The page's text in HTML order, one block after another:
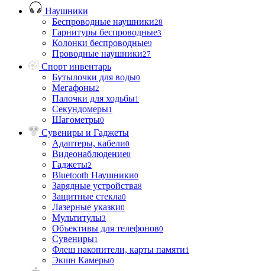
Наушники
Беспроводные наушники28
Гарнитуры беспроводные3
Колонки беспроводные9
Проводные наушники27
Спорт инвентарь
Бутылочки для воды0
Мегафоны2
Палочки для ходьбы1
Секундомеры1
Шагометры0
Сувениры и Гаджеты
Адаптеры, кабели0
Видеонаблюдение0
Гаджеты2
Bluetooth Наушники0
Зарядные устройства8
Защитные стекла0
Лазерные указки0
Мультитулы3
Объективы для телефонов0
Сувениры1
Флеш накопители, карты памяти1
Экшн Камеры0